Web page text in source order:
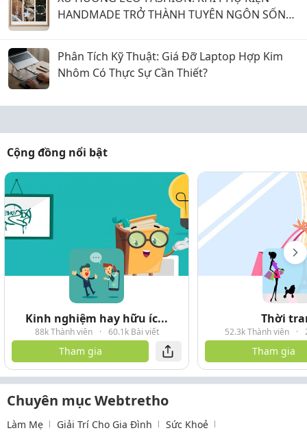
HANDMADE TRỞ THÀNH TUYÊN NGÔN SỐNG
Phân Tích Kỹ Thuật: Giá Đỡ Laptop Hợp Kim
Nhôm Có Thực Sự Cần Thiết?
Cộng đồng nổi bật
Kinh nghiệm hay hữu íc...
88k Thành viên · 60.1k Bài viết
Tham gia
Thời
52.3k Thành viên ·
Tham gia
Chuyên mục Webtretho
Làm Mẹ Giải Trí Cho Gia Đình Sức Khoẻ